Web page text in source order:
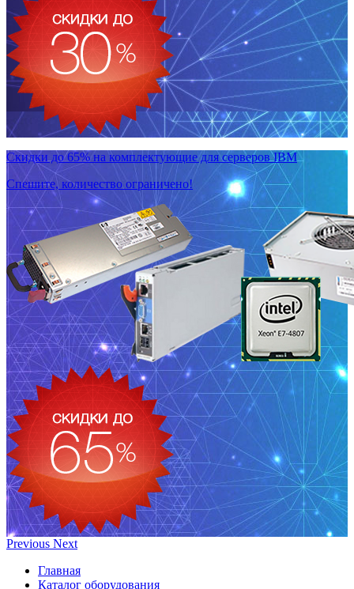
Скидки до 65% на комплектующие для серверов IBM
Спешите, количество ограничено!
Previous Next
Главная
Каталог оборудования